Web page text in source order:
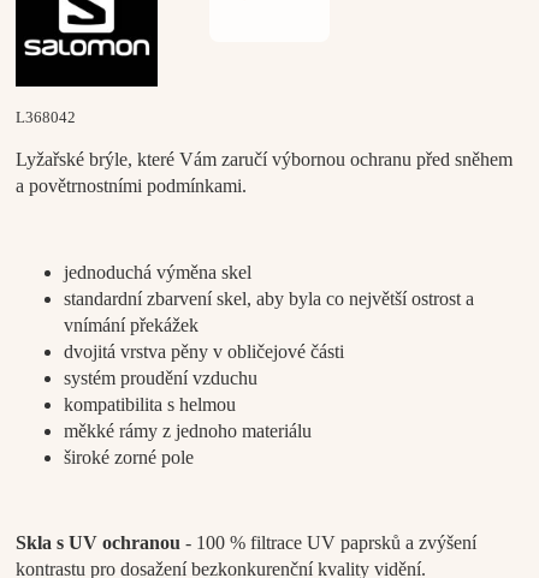
L368042
Lyžařské brýle, které Vám zaručí výbornou ochranu před sněhem
a povětrnostními podmínkami.
jednoduchá výměna skel
standardní zbarvení skel, aby byla co největší ostrost a
vnímání překážek
dvojitá vrstva pěny v obličejové části
systém proudění vzduchu
kompatibilita s helmou
měkké rámy z jednoho materiálu
široké zorné pole
Skla s UV ochranou- 100 % filtrace UV paprsků a zvýšení
kontrastu pro dosažení bezkonkurenční kvality vidění.